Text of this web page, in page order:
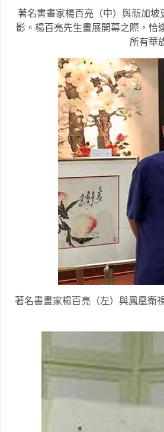
著名書畫家楊百亮（中）與新加
影。楊百亮先生畫展開幕之際，恰
所有華
著名書畫家楊百亮（左）與鳳凰衛